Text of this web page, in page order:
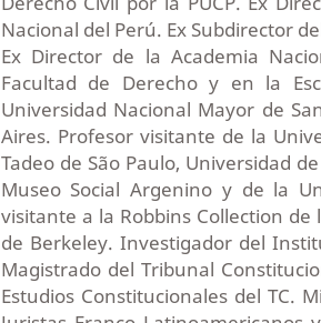
Nacional del Perú. Ex Subdirector
Ex Director de la Academia
Facultad de Derecho y en la
Universidad Nacional Mayor de
Aires. Profesor visitante de la
Tadeo de São Paulo, Universidad
Museo Social Argenino y de la
visitante a la Robbins Collection
de Berkeley. Investigador del
Magistrado del Tribunal
Estudios Constitucionales del TC.